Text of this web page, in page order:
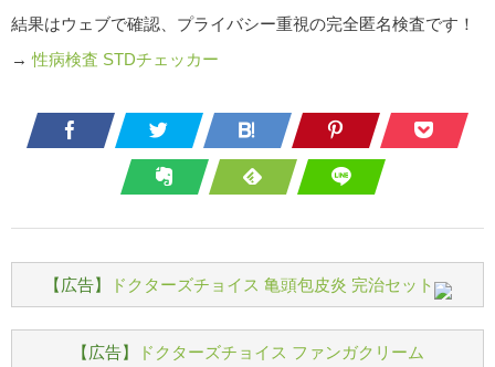
結果はウェブで確認、プライバシー重視の完全匿名検査です！
→性病検査 STDチェッカー
【広告】 ドクターズチョイス 亀頭包皮炎 完治セット
【広告】 ドクターズチョイス ファンガクリーム